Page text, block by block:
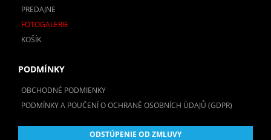
PREDAJNE
FOTOGALERIE
KOŠÍK
PODMÍNKY
OBCHODNÉ PODMIENKY
PODMÍNKY A POUČENÍ O OCHRANĚ OSOBNÍCH ÚDAJŮ (GDPR)
ODSTÚPENIE OD ZMLUVY